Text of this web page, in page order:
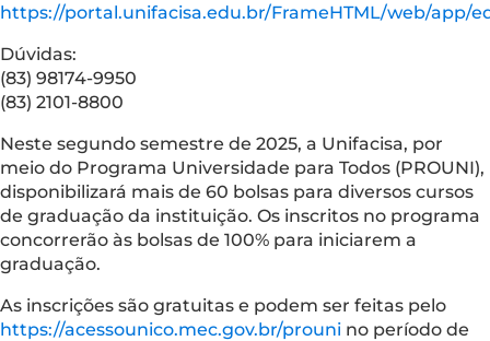
https://portal.unifacisa.edu.br/FrameHTML/web/app/
Dúvidas:
(83) 98174-9950
(83) 2101-8800
Neste segundo semestre de 2025, a Unifacisa, por
meio do Programa Universidade para Todos (PROUNI),
disponibilizará mais de 60 bolsas para diversos cursos
de graduação da instituição. Os inscritos no programa
concorrerão às bolsas de 100% para iniciarem a
graduação.
As inscrições são gratuitas e podem ser feitas pelo
https://acessounico.mec.gov.br/prouni no período de